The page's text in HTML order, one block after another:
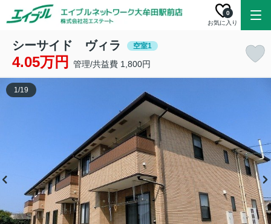
お気に入り
0
シーサイド ヴィラ 空室1
4.05万円 管理/共益費 1,800円
1/19